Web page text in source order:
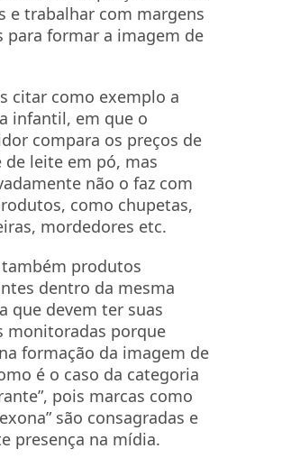
e trabalhar com margens
para formar a imagem de
citar como exemplo a
infantil, em que o
compara os preços de
de leite em pó, mas
não o faz com
como chupetas,
mordedores etc.
produtos
dentro da mesma
que devem ter suas
monitoradas porque
formação da imagem de
é o caso da categoria
pois marcas como
são consagradas e
presença na mídia.